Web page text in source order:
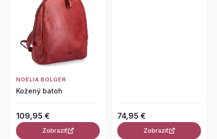
NOELIA BOLGER
Kožený batoh
109,95 €
Zobraziť
74,95 €
Zobraziť